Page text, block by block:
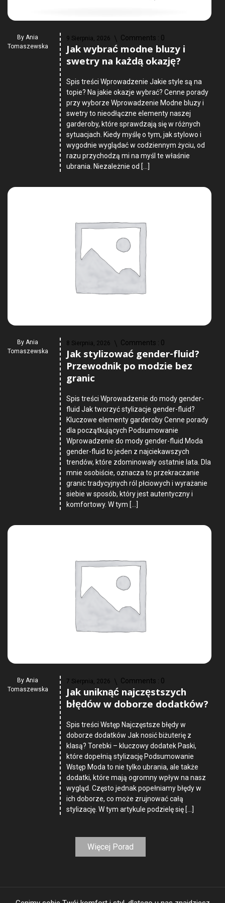
By Ania
Tomaszewska
9 Sierpnia, 2026 Comments : 0
Jak wybrać modne bluzy i
swetry na każdą okazję?
Spis treści Wprowadzenie Jakie style są na
topie? Na jakie okazje wybrać? Cenne porady
przy wyborze Wprowadzenie Modne bluzy i
swetry to nieodłączne elementy naszej
garderoby, które sprawdzają się w różnych
sytuacjach. Kiedy myślę o tym, jak stylowo i
wygodnie wyglądać w codziennym życiu, od
razu przychodzą mi na myśl te właśnie
ubrania. Niezależnie od […]
By Ania
Tomaszewska
8 Sierpnia, 2026 Comments : 0
Jak stylizować gender-fluid?
Przewodnik po modzie bez
granic
Spis treści Wprowadzenie do mody gender-
fluid Jak tworzyć stylizacje gender-fluid?
Kluczowe elementy garderoby Cenne porady
dla początkujących Podsumowanie
Wprowadzenie do mody gender-fluid Moda
gender-fluid to jeden z najciekawszych
trendów, które zdominowały ostatnie lata. Dla
mnie osobiście, oznacza to przekraczanie
granic tradycyjnych ról płciowych i wyrażanie
siebie w sposób, który jest autentyczny i
komfortowy. W tym […]
By Ania
Tomaszewska
7 Sierpnia, 2026 Comments : 0
Jak uniknąć najczęstszych
błędów w doborze dodatków?
Spis treści Wstęp Najczęstsze błędy w
doborze dodatków Jak nosić biżuterię z
klasą? Torebki – kluczowy dodatek Paski,
które dopełnią stylizację Podsumowanie
Wstęp Moda to nie tylko ubrania, ale także
dodatki, które mają ogromny wpływ na nasz
wygląd. Często jednak popełniamy błędy w
ich doborze, co może zrujnować całą
stylizację. W tym artykule podzielę się […]
Więcej Porad